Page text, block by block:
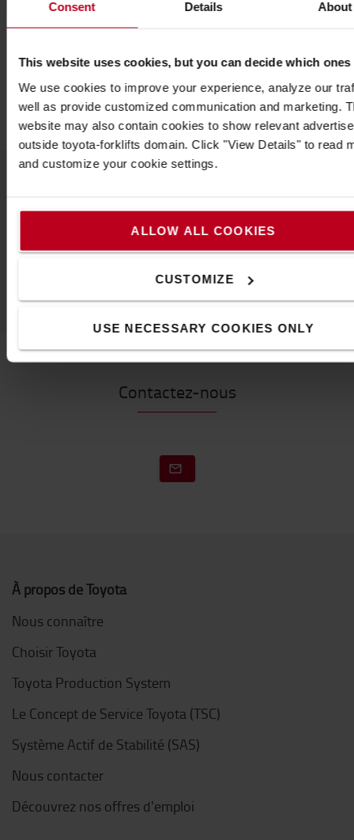
Consent Details About
This website uses cookies, but you can decide which ones
We use cookies to improve your experience, analyze our
well as provide customized communication and marketing.
website may also contain cookies to show relevant
outside toyota-forklifts domain. Click "View Details" to read
and customize your cookie settings.
ALLOW ALL COOKIES
CUSTOMIZE
USE NECESSARY COOKIES ONLY
IP54
Caractéristiques
Poids Gel
Populaire accessoires
Contactez-nous
À propos de Toyota
Nous connaître
Choisir Toyota
Toyota Production System
Le Concept de Service Toyota (TSC)
Système Actif de Stabilité (SAS)
Nous contacter
Découvrez nos offres d'emploi